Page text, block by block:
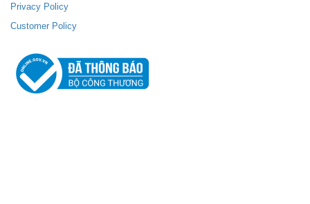
Privacy Policy
Customer Policy